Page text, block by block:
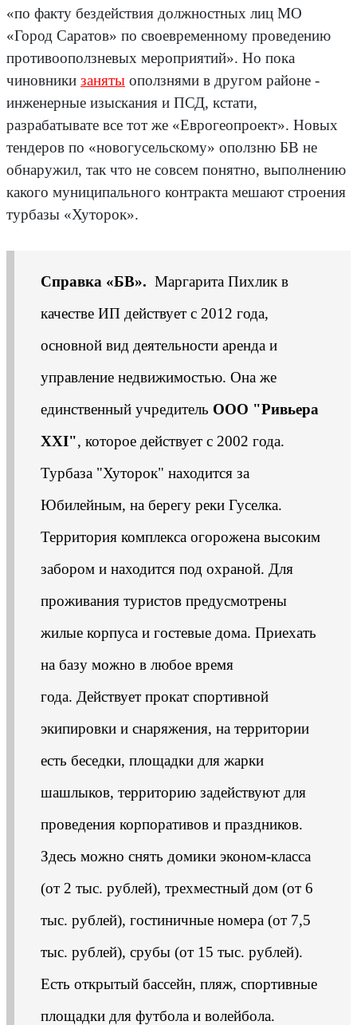
«по факту бездействия должностных лиц МО
«Город Саратов» по своевременному проведению
противооползневых мероприятий». Но пока
чиновники заняты оползнями в другом районе -
инженерные изыскания и ПСД, кстати,
разрабатывате все тот же «Еврогеопроект». Новых
тендеров по «новогусельскому» оползню БВ не
обнаружил, так что не совсем понятно, выполнению
какого муниципального контракта мешают строения
турбазы «Хуторок».
Справка «БВ». Маргарита Пихлик в
качестве ИП действует с 2012 года,
основной вид деятельности аренда и
управление недвижимостью. Она же
единственный учредитель ООО "Ривьера
XXI", которое действует с 2002 года.
Турбаза "Хуторок" находится за
Юбилейным, на берегу реки Гуселка.
Территория комплекса огорожена высоким
забором и находится под охраной. Для
проживания туристов предусмотрены
жилые корпуса и гостевые дома. Приехать
на базу можно в любое время
года. Действует прокат спортивной
экипировки и снаряжения, на территории
есть беседки, площадки для жарки
шашлыков, территорию задействуют для
проведения корпоративов и праздников.
Здесь можно снять домики эконом-класса
(от 2 тыс. рублей), трехместный дом (от 6
тыс. рублей), гостиничные номера (от 7,5
тыс. рублей), срубы (от 15 тыс. рублей).
Есть открытый бассейн, пляж, спортивные
площадки для футбола и волейбола.